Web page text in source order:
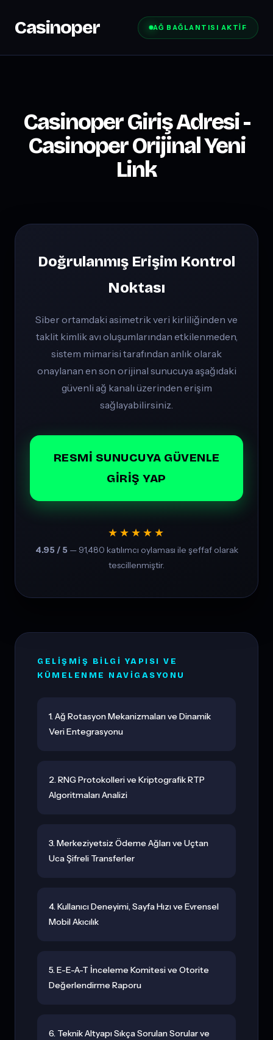
Casinoper AĞ BAĞLANTISI AKTIF
Casinoper Giriş Adresi -
Casinoper Orijinal Yeni
Link
Doğrulanmış Erişim Kontrol
Noktası
Siber ortamdaki asimetrik veri kirliliğinden ve
taklit kimlik avı oluşumlarından etkilenmeden,
sistem mimarisi tarafından anlık olarak
onaylanan en son orijinal sunucuya aşağıdaki
güvenli ağ kanalı üzerinden erişim
sağlayabilirsiniz.
RESMI SUNUCUYA GÜVENLE
GIRIŞ YAP
★★★★★
4.95 / 5— 91,480 katılımcı oylaması ile şeffaf olarak
tescillenmiştir.
GELIŞMIŞ BILGI YAPISI VE
KÜMELENME NAVIGASYONU
1. Ağ Rotasyon Mekanizmaları ve Dinamik
Veri Entegrasyonu
2. RNG Protokolleri ve Kriptografik RTP
Algoritmaları Analizi
3. Merkeziyetsiz Ödeme Ağları ve Uçtan
Uca Şifreli Transferler
4. Kullanıcı Deneyimi, Sayfa Hızı ve Evrensel
Mobil Akıcılık
5. E-E-A-T İnceleme Komitesi ve Otorite
Değerlendirme Raporu
6. Teknik Altyapı Sıkça Sorulan Sorular ve